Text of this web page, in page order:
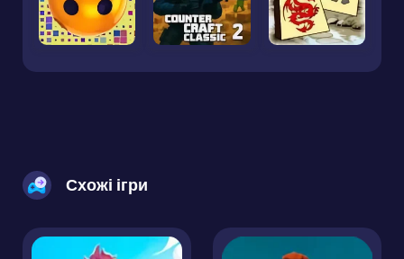
Схожі ігри